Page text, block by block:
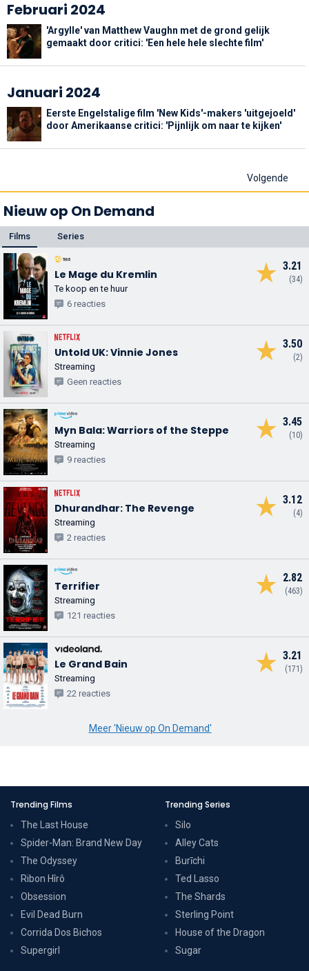
Februari 2024
'Argylle' van Matthew Vaughn met de grond gelijk
gemaakt door critici: 'Een hele hele slechte film'
Januari 2024
Eerste Engelstalige film 'New Kids'-makers 'uitgejoeld'
door Amerikaanse critici: 'Pijnlijk om naar te kijken'
Volgende
Nieuw op On Demand
Films Series
3.21
(34)
Le Mage du Kremlin
Te koop en te huur
6 reacties
3.50
(2)
Untold UK: Vinnie Jones
Streaming
Geen reacties
3.45
(10)
Myn Bala: Warriors of the Steppe
Streaming
9 reacties
3.12
(4)
Dhurandhar: The Revenge
Streaming
2 reacties
2.82
(463)
Terrifier
Streaming
121 reacties
3.21
(171)
Le Grand Bain
Streaming
22 reacties
Meer 'Nieuw op On Demand'
Trending Films
The Last House
Spider-Man: Brand New Day
The Odyssey
Ribon Hîrô
Obsession
Evil Dead Burn
Corrida Dos Bichos
Supergirl
Trending Series
Silo
Alley Cats
Burīchi
Ted Lasso
The Shards
Sterling Point
House of the Dragon
Sugar